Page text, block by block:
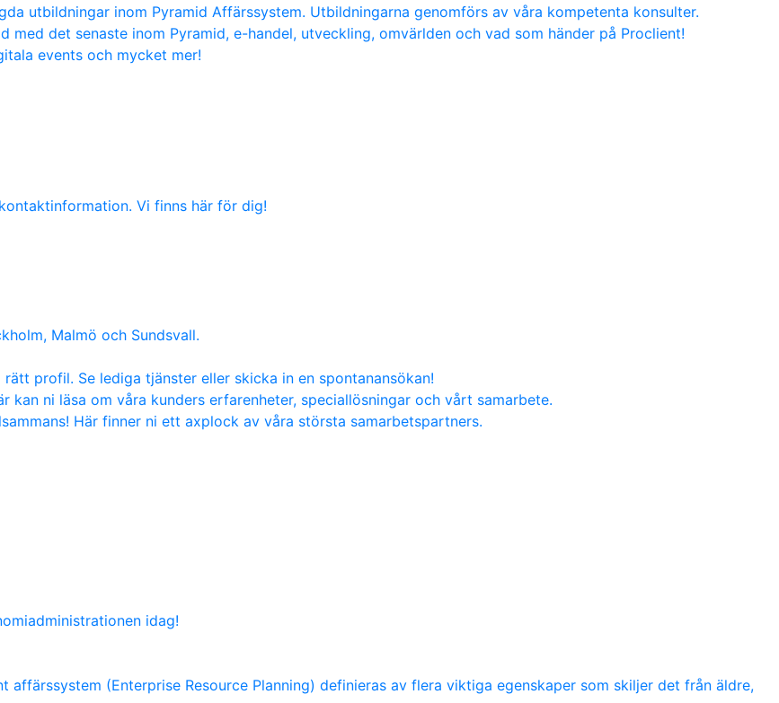
utbildningar inom Pyramid Affärssystem. Utbildningarna genomförs av våra kompetenta konsulter.
med det senaste inom Pyramid, e-handel, utveckling, omvärlden och vad som händer på Proclient!
events och mycket mer!
Vi finns här för dig!
Malmö och Sundsvall.
profil. Se lediga tjänster eller skicka in en spontanansökan!
kan ni läsa om våra kunders erfarenheter, speciallösningar och vårt samarbete.
Här finner ni ett axplock av våra största samarbetspartners.
idag!
affärssystem (Enterprise Resource Planning) definieras av flera viktiga egenskaper som skiljer det från äldre,